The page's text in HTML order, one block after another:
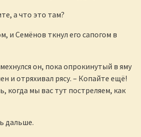
а что это там?
и Семёнов ткнул его сапогом в
он, пока опрокинутый в яму
и отряхивал рясу. – Копайте ещё!
когда мы вас тут постреляем, как
дальше.